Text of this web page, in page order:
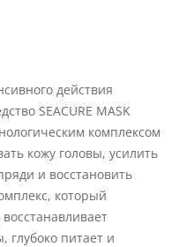
действия
SEACURE MASK
комплексом
кожу головы, усилить
и восстановить
который
глубоко питает и